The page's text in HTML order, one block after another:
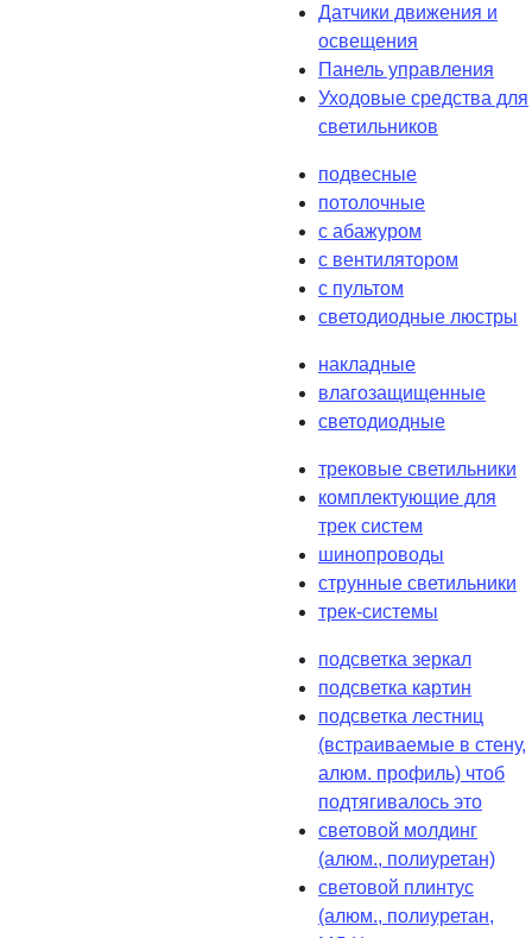
Датчики движения и
освещения
Панель управления
Уходовые средства для
светильников
подвесные
потолочные
с абажуром
с вентилятором
с пультом
светодиодные люстры
накладные
влагозащищенные
светодиодные
трековые светильники
комплектующие для
трек систем
шинопроводы
струнные светильники
трек-системы
подсветка зеркал
подсветка картин
подсветка лестниц
(встраиваемые в стену,
алюм. профиль) чтоб
подтягивалось это
световой молдинг
(алюм., полиуретан)
световой плинтус
(алюм., полиуретан,